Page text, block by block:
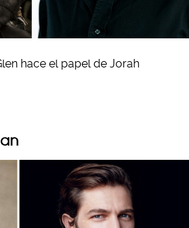
hace el papel de Jorah